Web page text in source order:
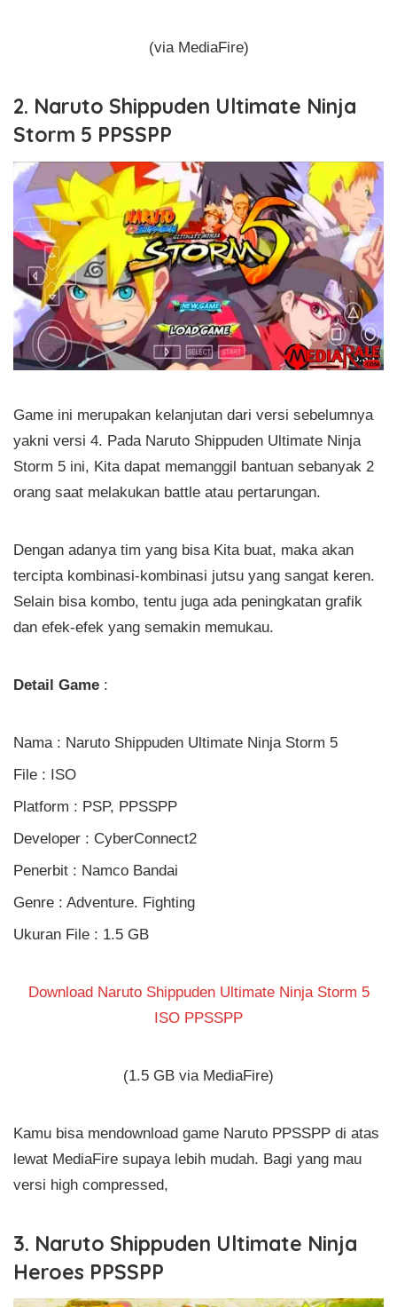
(via MediaFire)
2. Naruto Shippuden Ultimate Ninja
Storm 5 PPSSPP
Game ini merupakan kelanjutan dari versi sebelumnya
yakni versi 4. Pada Naruto Shippuden Ultimate Ninja
Storm 5 ini, Kita dapat memanggil bantuan sebanyak 2
orang saat melakukan battle atau pertarungan.
Dengan adanya tim yang bisa Kita buat, maka akan
tercipta kombinasi-kombinasi jutsu yang sangat keren.
Selain bisa kombo, tentu juga ada peningkatan grafik
dan efek-efek yang semakin memukau.
Detail Game :
Nama : Naruto Shippuden Ultimate Ninja Storm 5
File : ISO
Platform : PSP, PPSSPP
Developer : CyberConnect2
Penerbit : Namco Bandai
Genre : Adventure. Fighting
Ukuran File : 1.5 GB
Download Naruto Shippuden Ultimate Ninja Storm 5
ISO PPSSPP
(1.5 GB via MediaFire)
Kamu bisa mendownload game Naruto PPSSPP di atas
lewat MediaFire supaya lebih mudah. Bagi yang mau
versi high compressed,
3. Naruto Shippuden Ultimate Ninja
Heroes PPSSPP